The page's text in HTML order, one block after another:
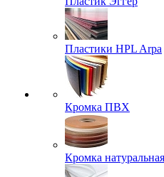
Пластики HPL Arpa
Кромка ПВХ
Кромка натуральная